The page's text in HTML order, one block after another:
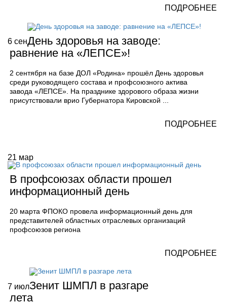
ПОДРОБНЕЕ
6 сенДень здоровья на заводе:
равнение на «ЛЕПСЕ»!
2 сентября на базе ДОЛ «Родина» прошёл День здоровья
среди руководящего состава и профсоюзного актива
завода «ЛЕПСЕ». На празднике здорового образа жизни
присутствовали врио Губернатора Кировской ...
ПОДРОБНЕЕ
21 мар
В профсоюзах области прошел
информационный день
20 марта ФПОКО провела информационный день для
представителей областных отраслевых организаций
профсоюзов региона
ПОДРОБНЕЕ
7 июлЗенит ШМПЛ в разгаре
лета